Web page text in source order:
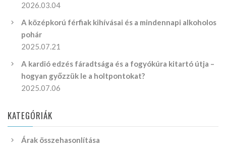
2026.03.04
A középkorú férfiak kihívásai és a mindennapi alkoholos
pohár
2025.07.21
A kardió edzés fáradtsága és a fogyókúra kitartó útja –
hogyan győzzük le a holtpontokat?
2025.07.06
KATEGÓRIÁK
Árak összehasonlítása